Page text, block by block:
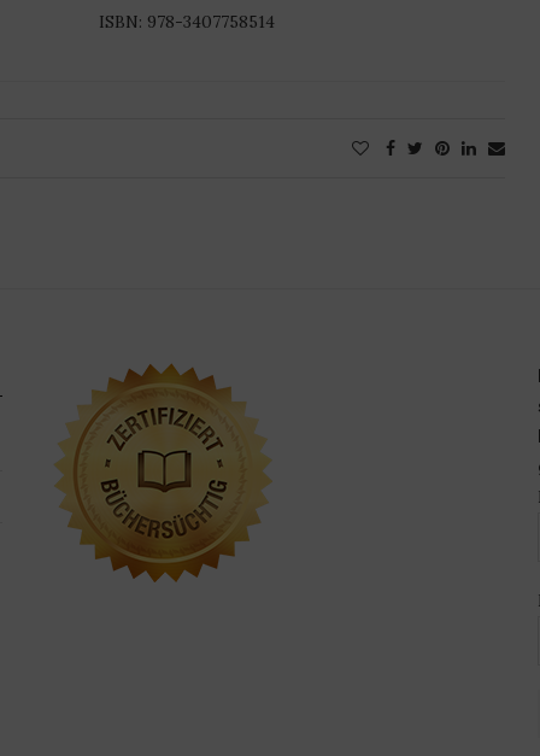
ISBN: 978-3407758514